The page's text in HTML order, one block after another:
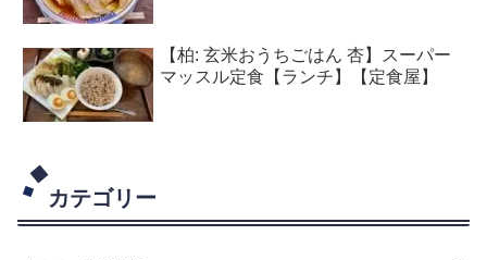
【柏: 玄米おうちごはん 杏】スーパー
マッスル定食【ランチ】【定食屋】
カテゴリー